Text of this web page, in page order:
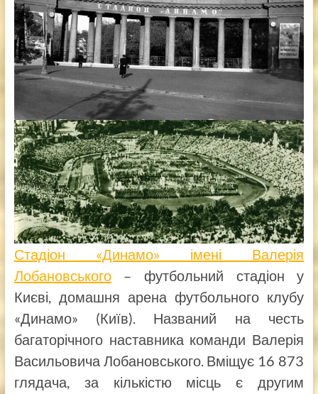
Стадіон «Динамо» імені Валерія
Лобановського– футбольний стадіон у
Києві, домашня арена футбольного клубу
«Динамо» (Київ). Названий на честь
багаторічного наставника команди Валерія
Васильовича Лобановського. Вміщує 16 873
глядача, за кількістю місць є другим